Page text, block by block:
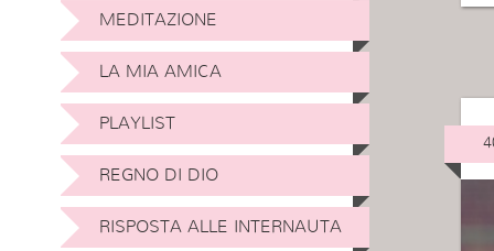
MEDITAZIONE
LA MIA AMICA
PLAYLIST
REGNO DI DIO
RISPOSTA ALLE INTERNAUTA